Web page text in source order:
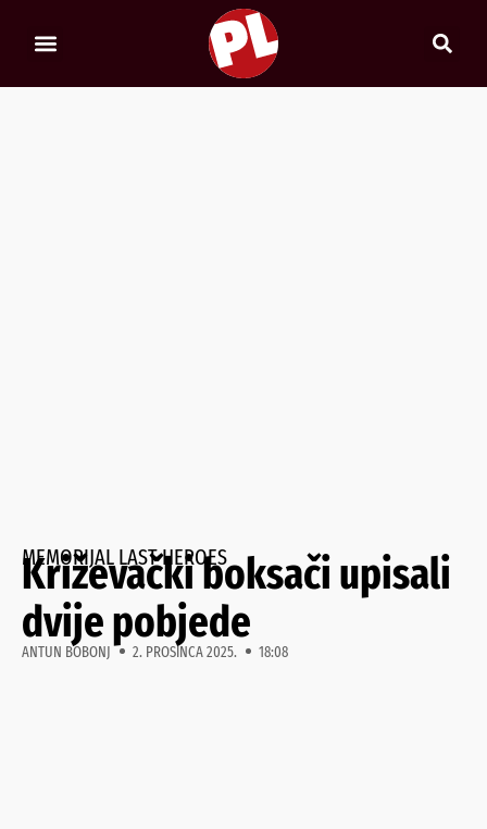
MEMORIJAL LAST HEROES
Križevački boksači upisali
dvije pobjede
ANTUN BOBONJ 2. PROSINCA 2025. 18:08